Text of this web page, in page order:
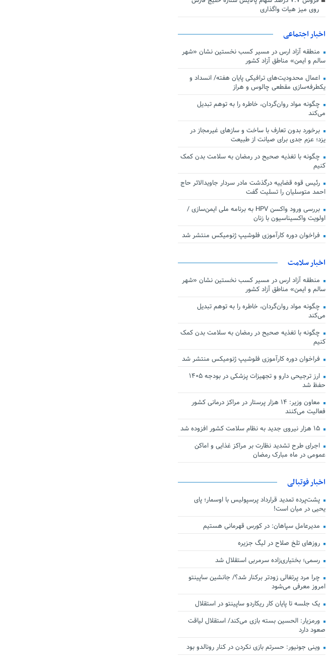
روی میز هیات واگذاری
اخبار اجتماعی
منطقه آزاد ارس در مسیر کسب نخستین نشان «شهر
سالم و ایمن» مناطق آزاد کشور
اعمال محدودیت‌های ترافیکی پایان هفته/ انسداد و
یکطرفه‌سازی مقطعی چالوس و هراز
چگونه مواد روان‌گردان، خاطره را به توهم تبدیل
می‌کند
برخورد بدون تعارف با ساخت‌ و سازهای غیرمجاز در
یزد؛ عزم جدی برای صیانت از طبیعت
چگونه با تغذیه صحیح در رمضان به سلامت بدن کمک
کنیم
رئیس قوه قضاییه درگذشت مادر سردار جاویدالاثر حاج
احمد متوسلیان را تسلیت گفت
بررسی ورود واکسن HPV به برنامه ملی ایمن‌سازی /
اولویت واکسیناسیون با زنان
فراخوان دوره کارآموزی فلوشیپ ژنومیکس منتشر شد
اخبار سلامت
منطقه آزاد ارس در مسیر کسب نخستین نشان «شهر
سالم و ایمن» مناطق آزاد کشور
چگونه مواد روان‌گردان، خاطره را به توهم تبدیل
می‌کند
چگونه با تغذیه صحیح در رمضان به سلامت بدن کمک
کنیم
فراخوان دوره کارآموزی فلوشیپ ژنومیکس منتشر شد
ارز ترجیحی دارو و تجهیزات پزشکی در بودجه ۱۴۰۵
حفظ شد
معاون وزیر: ۱۴ هزار پرستار در مراکز درمانی کشور
فعالیت می‌کنند
۱۵ هزار نیروی جدید به نظام سلامت کشور افزوده شد
اجرای طرح تشدید نظارت بر مراکز غذایی و اماکن
عمومی در ماه مبارک رمضان
اخبار فوتبالی
پشت‌پرده تمدید قرارداد پرسپولیس با اوسمار؛ پای
یحیی در میان است!
مدیرعامل سپاهان: در کورس قهرمانی هستیم
روزهای تلخ صلاح در لیگ جزیره
رسمی؛ بختیاری‌زاده سرمربی استقلال شد
چرا مرد پرتغالی زودتر برکنار شد؟/ جانشین ساپینتو
امروز معرفی می‌شود
یک جلسه تا پایان کار ریکاردو ساپینتو در استقلال
ورمزیار: الحسین بسته بازی می‌کند/ استقلال لیاقت
صعود دارد
وینی جونیور: حسرتم بازی نکردن در کنار رونالدو بود